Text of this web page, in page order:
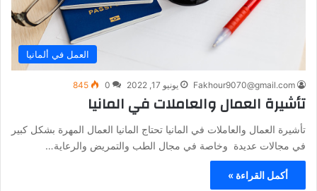
العمل في ألمانيا
Fakhour9070@gmail.com يونيو 17, 2022 0
845
تأشيرة العمال والعاملات في المانيا
تأشيرة العمال والعاملات في المانيا تحتاج المانيا العمال المهرة بشكل كبير
في مجالات عديدة وخاصة في مجال الطب والتمريض والرعاية…
أكمل القراءة »